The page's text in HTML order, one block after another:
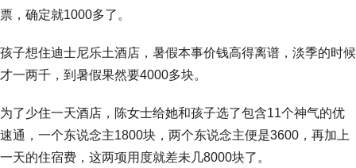
票，确定就1000多了。
孩子想住迪士尼乐土酒店，暑假本事价钱高得离谱，淡季的时候
才一两千，到暑假果然要4000多块。
为了少住一天酒店，陈女士给她和孩子选了包含11个神气的优
速通，一个东说念主1800块，两个东说念主便是3600，再加上
一天的住宿费，这两项用度就差未几8000块了。